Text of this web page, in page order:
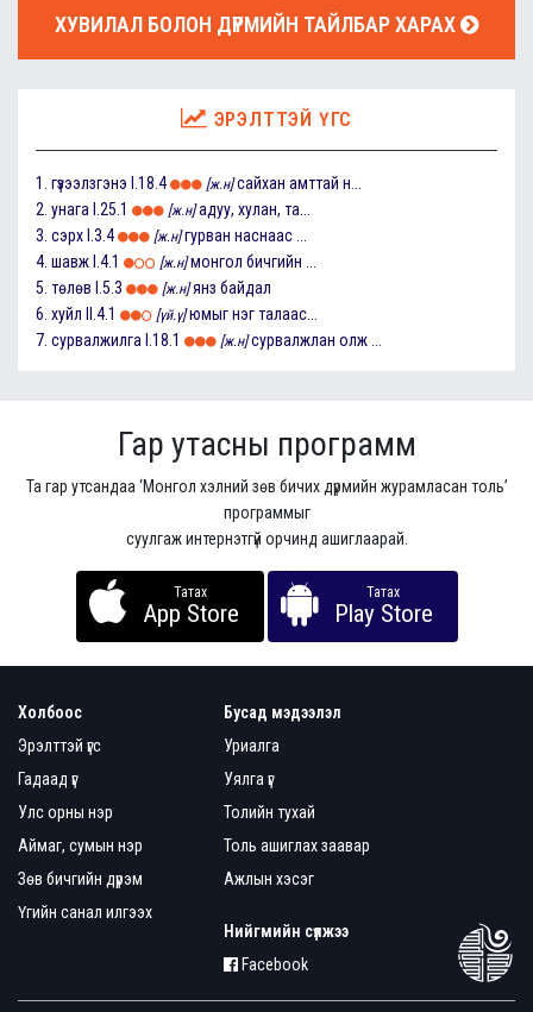
ХУВИЛАЛ БОЛОН ДҮРМИЙН ТАЙЛБАР ХАРАХ
ЭРЭЛТТЭЙ ҮГС
1. гүзээлзгэнэ I.18.4 [ж.н] сайхан амттай н...
2. унага I.25.1 [ж.н] адуу, хулан, та...
3. сэрх I.3.4 [ж.н] гурван наснаас ...
4. шавж I.4.1 [ж.н] монгол бичгийн ...
5. төлөв I.5.3 [ж.н] янз байдал
6. хуйл II.4.1 [үй.ү] юмыг нэг талаас...
7. сурвалжилга I.18.1 [ж.н] сурвалжлан олж ...
Гар утасны программ
Та гар утсандаа ‘Монгол хэлний зөв бичих дүрмийн журамласан толь’
программыг
суулгаж интернэтгүй орчинд ашиглаарай.
Татах
App Store
Татах
Play Store
Холбоос
Эрэлттэй үгс
Гадаад үг
Улс орны нэр
Аймаг, сумын нэр
Зөв бичгийн дүрэм
Үгийн санал илгээх
Бусад мэдээлэл
Уриалга
Уялга үг
Толийн тухай
Толь ашиглах заавар
Ажлын хэсэг
Нийгмийн сүлжээ
Facebook